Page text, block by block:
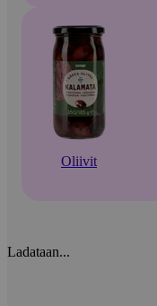
Oliivit
Ladataan...